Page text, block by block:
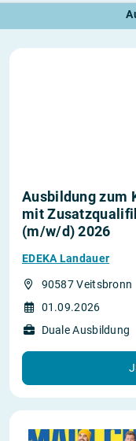
Ausbildung zum
mit
(m/w/d) 2026
EDEKA Landauer
90587 Veitsbronn
01.09.2026
Duale Ausbildung